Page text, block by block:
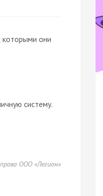
которыми они
систему.
ООО «Легион»